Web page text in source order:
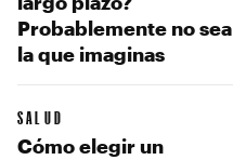
Probablemente no sea
la que imaginas
SALUD
Cómo elegir un